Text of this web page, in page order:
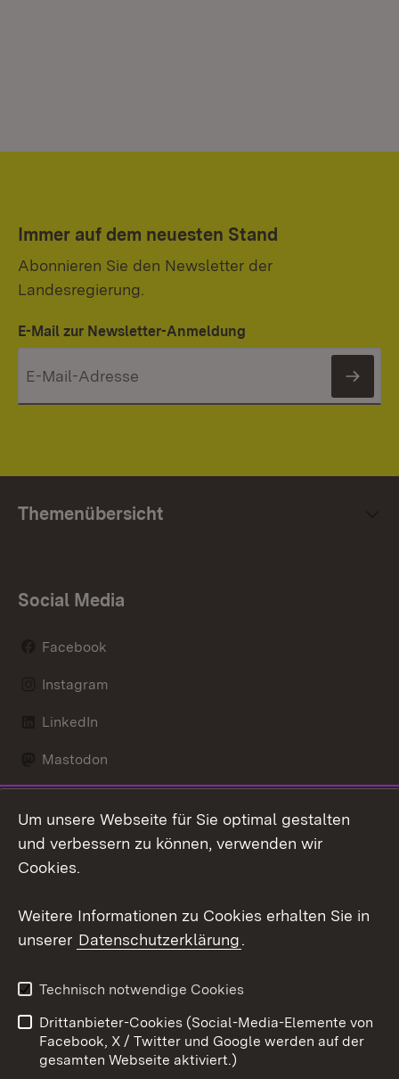
Immer auf dem neuesten Stand
Abonnieren Sie den Newsletter der
Landesregierung.
E-Mail zur Newsletter-Anmeldung
Themenübersicht
Social Media
Facebook
Instagram
LinkedIn
Mastodon
X / Twitter
Youtube
Kontakt
Datenschutz
Barrierefreiheit
Impressum Cookies
Um unsere Webseite für Sie optimal gestalten
und verbessern zu können, verwenden wir
Cookies.
Weitere Informationen zu Cookies erhalten Sie in
unserer Datenschutzerklärung.
Technisch notwendige Cookies
Drittanbieter-Cookies (Social-Media-Elemente von
Facebook, X / Twitter und Google werden auf der
gesamten Webseite aktiviert.)